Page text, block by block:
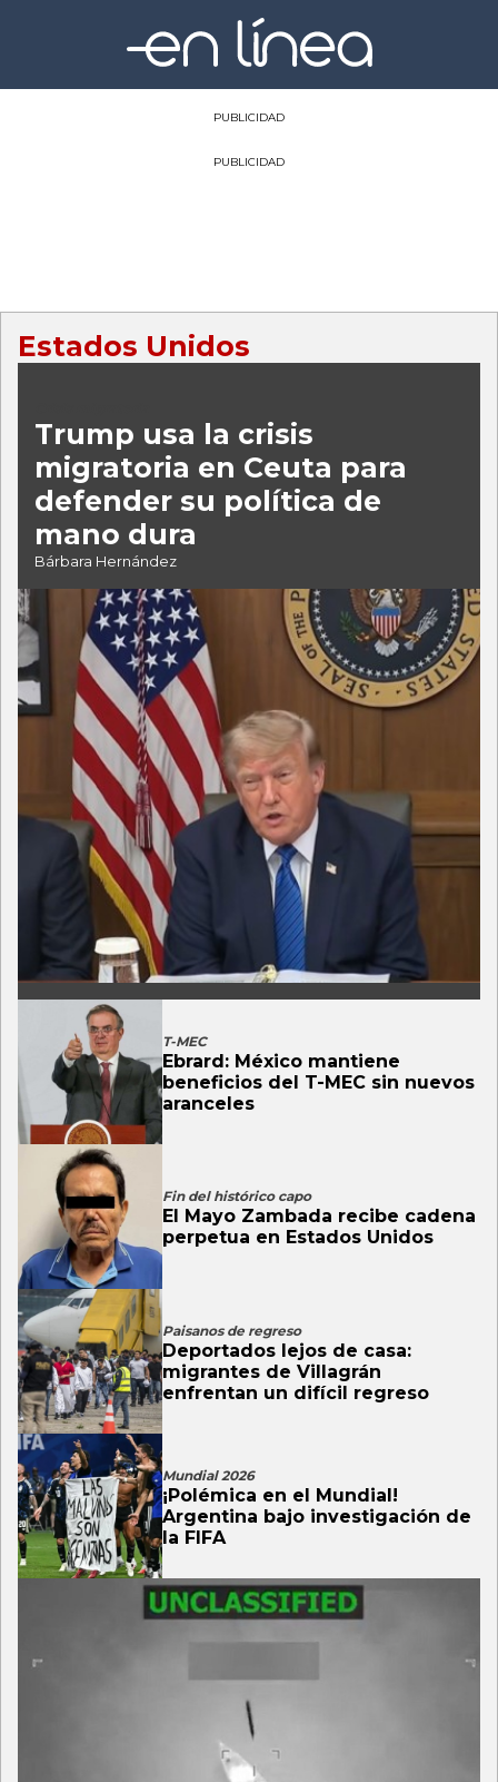
PUBLICIDAD
PUBLICIDAD
Estados Unidos
Trump usa la crisis
migratoria en Ceuta para
defender su política de
mano dura
Bárbara Hernández
T-MEC
Ebrard: México mantiene
beneficios del T-MEC sin nuevos
aranceles
Fin del histórico capo
El Mayo Zambada recibe cadena
perpetua en Estados Unidos
Paisanos de regreso
Deportados lejos de casa:
migrantes de Villagrán
enfrentan un difícil regreso
Mundial 2026
¡Polémica en el Mundial!
Argentina bajo investigación de
la FIFA